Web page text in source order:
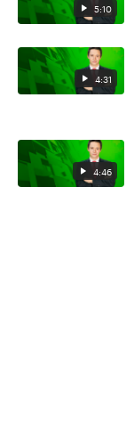
5:10
4:31
4:46